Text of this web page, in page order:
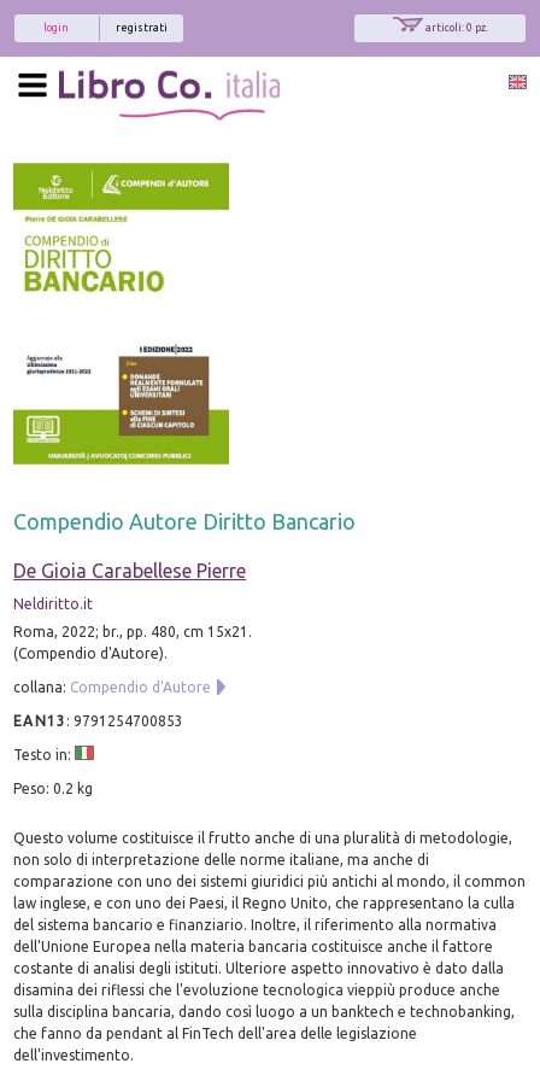
articoli: 0 pz.
registrati
login
Compendio Autore Diritto Bancario
De Gioia Carabellese Pierre
Neldiritto.it
Roma, 2022; br., pp. 480, cm 15x21.
(Compendio d'Autore).
collana: Compendio d'Autore
EAN13 :9791254700853
Testo in:
Peso: 0.2 kg
Questo volume costituisce il frutto anche di una pluralità di metodologie,
non solo di interpretazione delle norme italiane, ma anche di
comparazione con uno dei sistemi giuridici più antichi al mondo, il common
law inglese, e con uno dei Paesi, il Regno Unito, che rappresentano la culla
del sistema bancario e finanziario. Inoltre, il riferimento alla normativa
dell'Unione Europea nella materia bancaria costituisce anche il fattore
costante di analisi degli istituti. Ulteriore aspetto innovativo è dato dalla
disamina dei riflessi che l'evoluzione tecnologica vieppiù produce anche
sulla disciplina bancaria, dando così luogo a un banktech e technobanking,
che fanno da pendant al FinTech dell'area delle legislazione
dell'investimento.